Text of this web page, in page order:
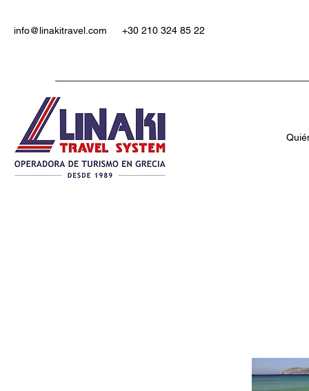
info@linakitravel.com +30 210 324 85 22